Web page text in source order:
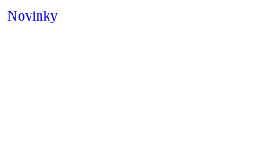
Novinky